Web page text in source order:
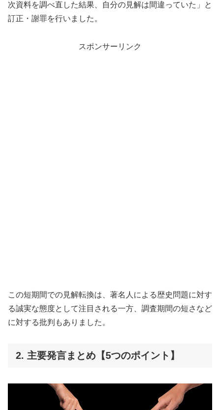
次資料を調べ直した結果、自分の見解は間違っていた」と
訂正・謝罪を行いました。
スポンサーリンク
この短期間での見解転換は、著名人による歴史問題に対す
る誠実な態度として注目される一方、調査期間の短さなど
に対する批判もありました。
2. 主要発言まとめ【5つのポイント】